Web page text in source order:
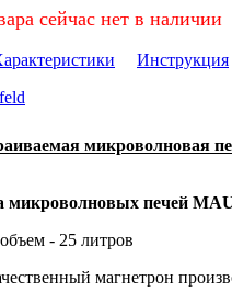
сейчас нет в наличии
Инструкция
микроволновая
микроволновых печей
- 25 литров
магнетрон